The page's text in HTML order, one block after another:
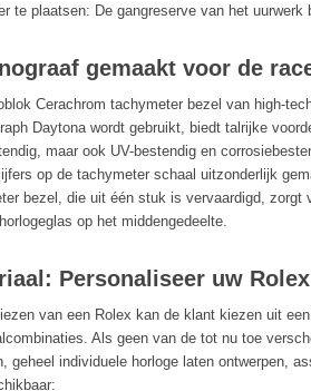
te plaatsen: De gangreserve van het uurwerk
gemaakt voor de
Cerachrom tachymeter bezel van high-
Daytona wordt gebruikt, biedt talrijke
maar ook UV-bestendig en
op de tachymeter schaal uitzonderlijk
bezel, die uit één stuk is vervaardigd, zorgt
op het middengedeelte.
Personaliseer uw Rolex
van een Rolex kan de klant kiezen uit
Als geen van de tot nu toe
geheel individuele horloge laten ontwerpen,